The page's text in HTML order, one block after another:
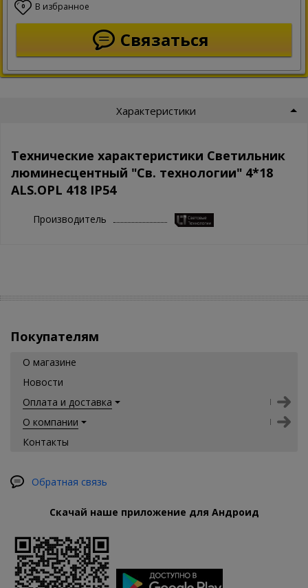
0 В избранное
Связаться
Характеристики
Технические характеристики Светильник
люминесцентный "Св. технологии" 4*18
ALS.OPL 418 IP54
Производитель
Покупателям
О магазине
Новости
Оплата и доставка
О компании
Контакты
Обратная связь
Скачай наше приложение для Андроид